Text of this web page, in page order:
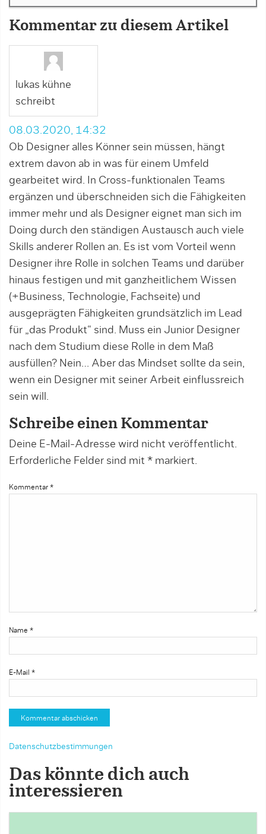
Kommentar zu diesem Artikel
lukas kühne
schreibt
08.03.2020, 14:32
Ob Designer alles Könner sein müssen, hängt
extrem davon ab in was für einem Umfeld
gearbeitet wird. In Cross-funktionalen Teams
ergänzen und überschneiden sich die Fähigkeiten
immer mehr und als Designer eignet man sich im
Doing durch den ständigen Austausch auch viele
Skills anderer Rollen an. Es ist vom Vorteil wenn
Designer ihre Rolle in solchen Teams und darüber
hinaus festigen und mit ganzheitlichem Wissen
(+Business, Technologie, Fachseite) und
ausgeprägten Fähigkeiten grundsätzlich im Lead
für „das Produkt“ sind. Muss ein Junior Designer
nach dem Studium diese Rolle in dem Maß
ausfüllen? Nein… Aber das Mindset sollte da sein,
wenn ein Designer mit seiner Arbeit einflussreich
sein will.
Schreibe einen Kommentar
Deine E-Mail-Adresse wird nicht veröffentlicht.
Erforderliche Felder sind mit * markiert.
Kommentar *
Name *
E-Mail *
Datenschutzbestimmungen
Das könnte dich auch
interessieren